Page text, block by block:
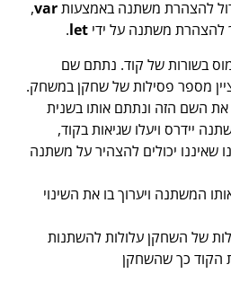
להצהרת משתנה באמצעותvar
,
להצהרת משתנה על ידי
.
בשורות של קוד. נתתם שם
השם הזה ונתתם אותו בשנית
יידרס ויעלו שגיאות בקוד,
שאיננו יכולים להצהיר על משתנה
המשתנה ויערוך בו את השינוי
של השחקן עלולות להשתנות
הקוד כך שהשחקן